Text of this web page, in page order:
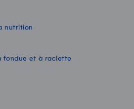
nutrition
fondue et à raclette